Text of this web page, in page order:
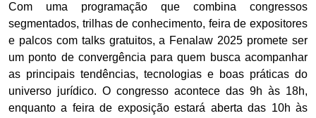
Com uma programação que combina congressos
segmentados, trilhas de conhecimento, feira de expositores
e palcos com talks gratuitos, a Fenalaw 2025 promete ser
um ponto de convergência para quem busca acompanhar
as principais tendências, tecnologias e boas práticas do
universo jurídico. O congresso acontece das 9h às 18h,
enquanto a feira de exposição estará aberta das 10h às